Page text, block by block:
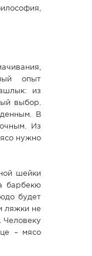
опыт
из
выбор.
В
Из
нужно
шейки
барбекю
будет
ляжки не
Человеку
– мясо